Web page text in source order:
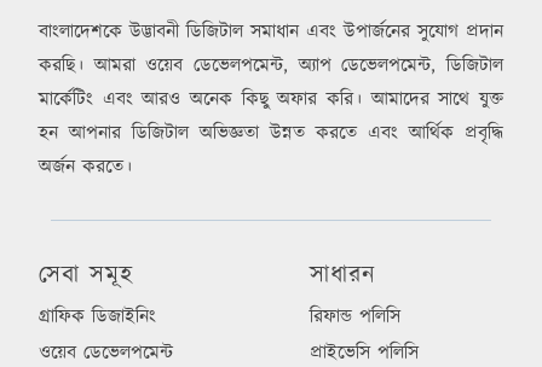
বাংলাদেশকে উদ্ভাবনী ডিজিটাল সমাধান এবং উপার্জনের সুযোগ প্রদান
করছি। আমরা ওয়েব ডেভেলপমেন্ট, অ্যাপ ডেভেলপমেন্ট, ডিজিটাল
মার্কেটিং এবং আরও অনেক কিছু অফার করি। আমাদের সাথে যুক্ত
হন আপনার ডিজিটাল অভিজ্ঞতা উন্নত করতে এবং আর্থিক প্রবৃদ্ধি
অর্জন করতে।
সেবা সমূহ
গ্রাফিক ডিজাইনিং
ওয়েব ডেভেলপমেন্ট
সাধারন
রিফান্ড পলিসি
প্রাইভেসি পলিসি